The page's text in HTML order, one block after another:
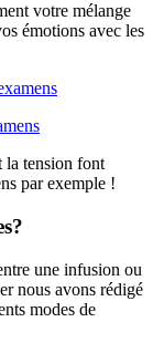
votre mélange
émotions avec les
la tension font
par exemple !
une infusion ou
nous avons rédigé
modes de